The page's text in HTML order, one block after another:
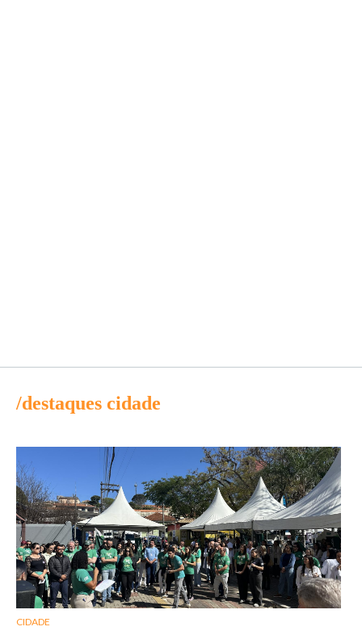
/destaques cidade
CIDADE